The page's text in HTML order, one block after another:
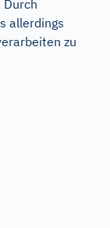
allerdings
zu